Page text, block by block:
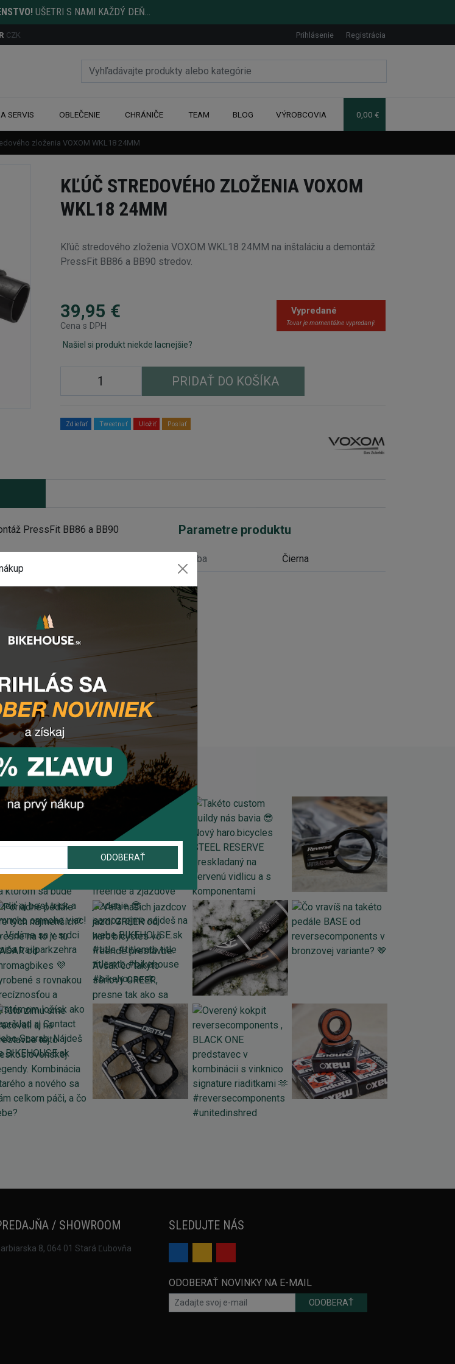
UŠETRI S NAMI KAŽDÝ DEŇ...
CZK Prihlásenie Registrácia
SERVIS OBLEČENIE CHRÁNIČE TEAM BLOG VÝROBCOVIA 0,00 €
zloženia VOXOM WKL18 24MM
KĽÚČ STREDOVÉHO ZLOŽENIA VOXOM
WKL18 24MM
Kľúč stredového zloženia VOXOM WKL18 24MM na inštaláciu a demontáž
PressFit BB86 a BB90 stredov.
39,95 €
Cena s DPH
Vypredané
Tovar je momentálne vypredaný.
Našiel si produkt niekde lacnejšie?
PRIDAŤ DO KOŠÍKA
Zdieľať Tweetnuť Uložiť Poslať
PressFit BB86 a BB90
nám
, správu
Parametre produktu
Farba Čierna
/ SHOWROOM
8, 064 01 Stará Ľubovňa
SLEDUJTE NÁS
ODOBERAŤ NOVINKY NA E-MAIL
ODOBERAŤ
ODOBERAŤ